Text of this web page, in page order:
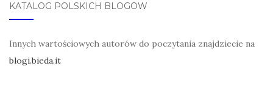
KATALOG POLSKICH BLOGÓW
Innych wartościowych autorów do poczytania znajdziecie na
blogi.bieda.it